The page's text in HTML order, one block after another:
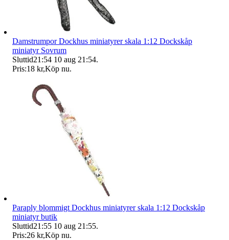
Damstrumpor Dockhus miniatyrer skala 1:12 Dockskåp
miniatyr Sovrum
Sluttid21:54 10 aug 21:54.
Pris:18 kr,Köp nu.
Paraply blommigt Dockhus miniatyrer skala 1:12 Dockskåp
miniatyr butik
Sluttid21:55 10 aug 21:55.
Pris:26 kr,Köp nu.